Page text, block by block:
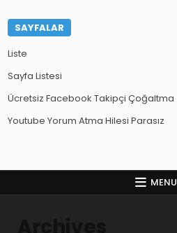
SAYFALAR
Liste
Sayfa Listesi
Ücretsiz Facebook Takipçi Çoğaltma
Youtube Yorum Atma Hilesi Parasız
MENU